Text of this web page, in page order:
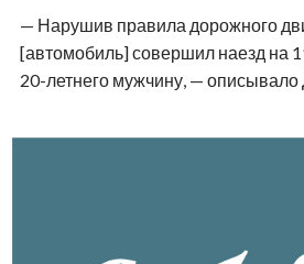
— Нарушив правила дорожного
[автомобиль] совершил наезд на
20-летнегомужчину, — описывало